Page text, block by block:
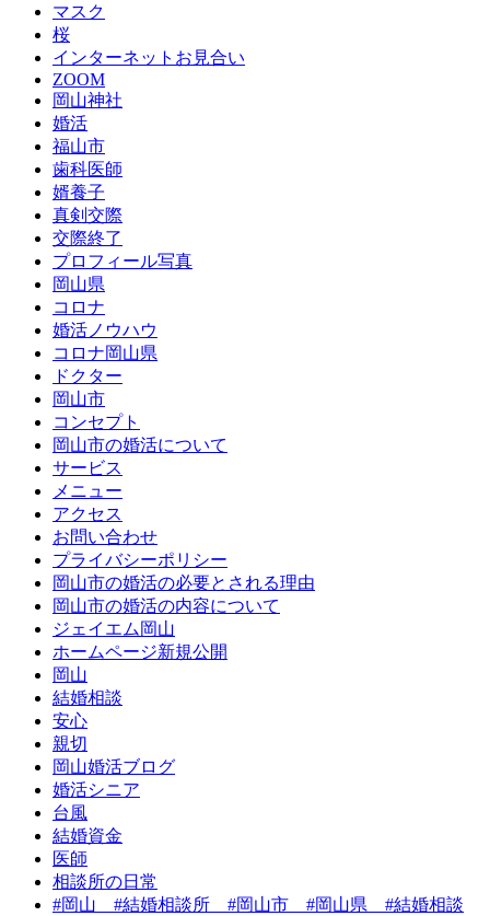
マスク
桜
インターネットお見合い
ZOOM
岡山神社
婚活
福山市
歯科医師
婿養子
真剣交際
交際終了
プロフィール写真
岡山県
コロナ
婚活ノウハウ
コロナ岡山県
ドクター
岡山市
コンセプト
岡山市の婚活について
サービス
メニュー
アクセス
お問い合わせ
プライバシーポリシー
岡山市の婚活の必要とされる理由
岡山市の婚活の内容について
ジェイエム岡山
ホームページ新規公開
岡山
結婚相談
安心
親切
岡山婚活ブログ
婚活シニア
台風
結婚資金
医師
相談所の日常
#岡山 #結婚相談所 #岡山市 #岡山県 #結婚相談